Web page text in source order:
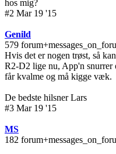
hos mig?
#2 Mar 19 '15
Genild
579
Hvis det er nogen trøst, så
R2-D2 lige nu, App'n snurrer
får kvalme og må kigge væk.
De bedste hilsner Lars
#3 Mar 19 '15
MS
182